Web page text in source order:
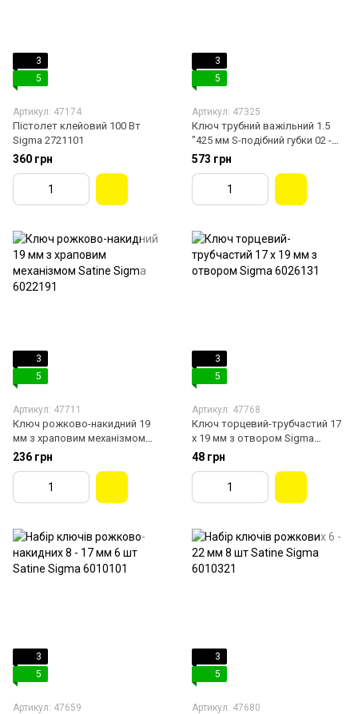
3
5
Артикул: 47174
Пістолет клейовий 100 Вт
Sigma 2721101
360 грн
3
5
Артикул: 47325
Ключ трубний важільний 1.5
"425 мм S-подібний губки 02 -
320 мм Sigma 4102421
573 грн
3
5
Артикул: 47711
Ключ рожково-накидний 19
мм з храповим механізмом
Satine Sigma 6022191
236 грн
3
5
Артикул: 47768
Ключ торцевий-трубчастий 17
х 19 мм з отвором Sigma
6026131
48 грн
3
5
Артикул: 47659
3
5
Артикул: 47680